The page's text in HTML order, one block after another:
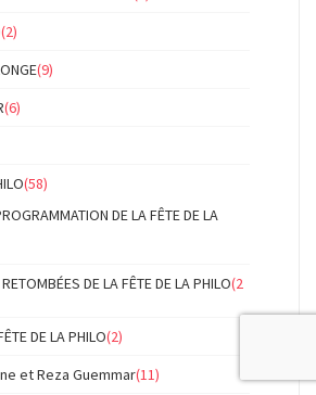
(2)
(9)
(6)
(58)
DE LA FÊTE DE LA
DE LA FÊTE DE LA PHILO(2
DE LA PHILO(2)
et Reza Guemmar(11)